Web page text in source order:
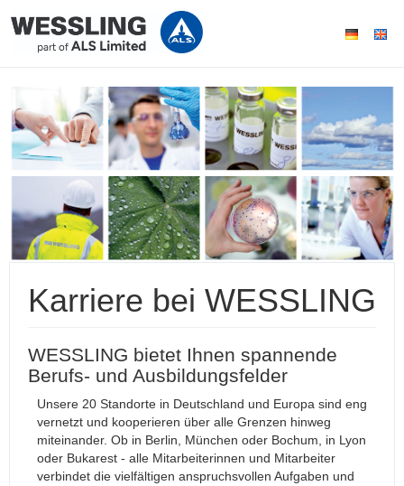
Karriere bei WESSLING
WESSLING bietet Ihnen spannende
Berufs- und Ausbildungsfelder
Unsere 20 Standorte in Deutschland und Europa sind eng
vernetzt und kooperieren über alle Grenzen hinweg
miteinander. Ob in Berlin, München oder Bochum, in Lyon
oder Bukarest - alle Mitarbeiterinnen und Mitarbeiter
verbindet die vielfältigen anspruchsvollen Aufgaben und